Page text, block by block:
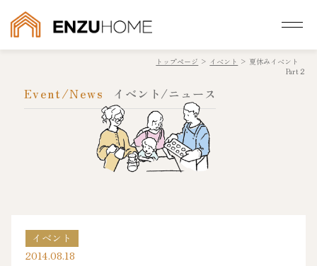
トップページ > イベント >夏休みイベント
Part２
Event/News イベント/ニュース
イベント
2014.08.18